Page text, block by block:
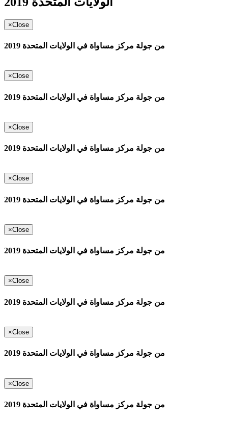
×Close
من جولة مركز مساواة في الولايات المتحدة 2019
×Close
من جولة مركز مساواة في الولايات المتحدة 2019
×Close
من جولة مركز مساواة في الولايات المتحدة 2019
×Close
من جولة مركز مساواة في الولايات المتحدة 2019
×Close
من جولة مركز مساواة في الولايات المتحدة 2019
×Close
من جولة مركز مساواة في الولايات المتحدة 2019
×Close
من جولة مركز مساواة في الولايات المتحدة 2019
×Close
من جولة مركز مساواة في الولايات المتحدة 2019